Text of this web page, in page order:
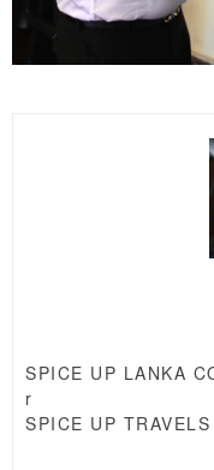
SPICE UP LANKA
r
SPICE UP